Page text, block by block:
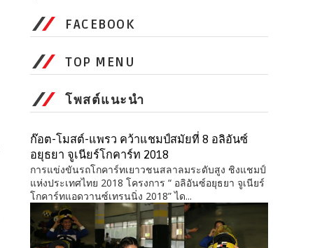
FACEBOOK
TOP MENU
โพสต์แนะนำ
ก๊อต-โมสต์-แพรว คว้าแชมป์สมัยที่ 8 อลิอันซ์
อยุธยา จูเนียร์โกคาร์ท 2018
การแข่งขันรถโกคาร์ทเยาวชนสลาลมระดับสูง ชิงแชมป์
แห่งประเทศไทย 2018 โครงการ “ อลิอันซ์อยุธยา จูเนียร์
โกคาร์ทแอดวานซ์เทรนนิ่ง 2018” ได...